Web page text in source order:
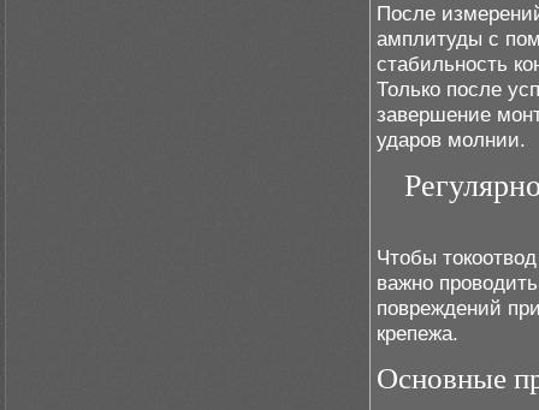
После
амплитуды с
стабильность
Только после
завершение
ударов молнии.
Чтобы
важно
повреждений
крепежа.
Основные